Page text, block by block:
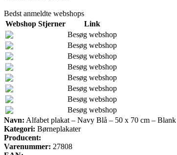
Bedst anmeldte webshops
Webshop Stjerner
Link
Besøg webshop
Besøg webshop
Besøg webshop
Besøg webshop
Besøg webshop
Besøg webshop
Besøg webshop
Besøg webshop
Navn: Alfabet plakat – Navy Blå – 50 x 70 cm – Blank
Kategori: Børneplakater
Producent:
Varenummer: 27808